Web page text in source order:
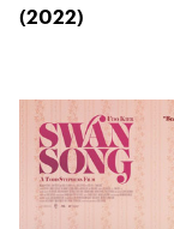
(2022)